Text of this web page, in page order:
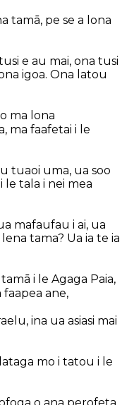
tamā, pe se a lona
e au mai, ona tusi
igoa. Ona latou
ma lona
ma faafetai i le
tuaoi uma, ua soo
tala i nei mea
mafaufau i ai, ua
tama? Ua ia te ia
i le Agaga Paia,
faapea ane,
ina ua asiasi mai
mo i tatou i le